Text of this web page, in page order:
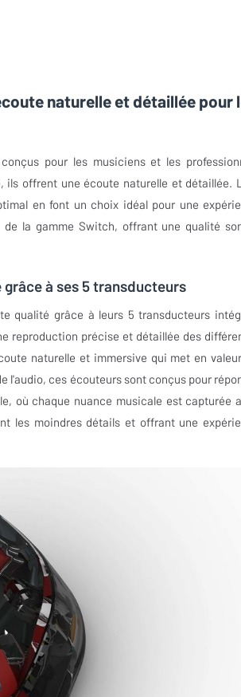
naturelle et détaillée pour
pour les musiciens et les
ils offrent une écoute naturelle et détaillée.
en font un choix idéal pour une
la gamme Switch, offrant une qualité
à ses 5 transducteurs
qualité grâce à leurs 5 transducteurs
reproduction précise et détaillée des
naturelle et immersive qui met en
l'audio, ces écouteurs sont conçus pour
où chaque nuance musicale est capturée
les moindres détails et offrant une